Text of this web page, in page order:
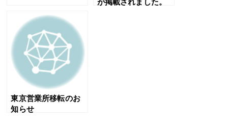
東京営業所移転のお
知らせ